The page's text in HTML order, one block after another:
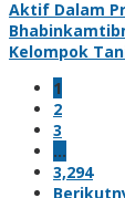
Aktif Dalam
Kelompok
1
2
3
…
3,294